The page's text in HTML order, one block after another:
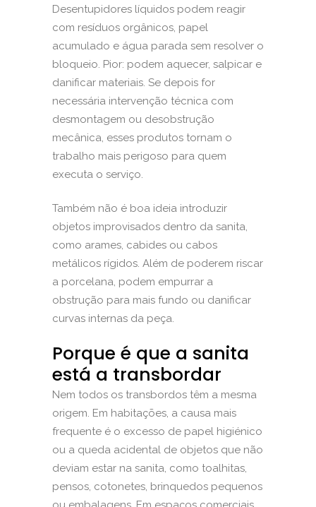
Desentupidores líquidos podem reagir
com resíduos orgânicos, papel
acumulado e água parada sem resolver o
bloqueio. Pior: podem aquecer, salpicar e
danificar materiais. Se depois for
necessária intervenção técnica com
desmontagem ou desobstrução
mecânica, esses produtos tornam o
trabalho mais perigoso para quem
executa o serviço.
Também não é boa ideia introduzir
objetos improvisados dentro da sanita,
como arames, cabides ou cabos
metálicos rígidos. Além de poderem riscar
a porcelana, podem empurrar a
obstrução para mais fundo ou danificar
curvas internas da peça.
Porque é que a sanita
está a transbordar
Nem todos os transbordos têm a mesma
origem. Em habitações, a causa mais
frequente é o excesso de papel higiénico
ou a queda acidental de objetos que não
deviam estar na sanita, como toalhitas,
pensos, cotonetes, brinquedos pequenos